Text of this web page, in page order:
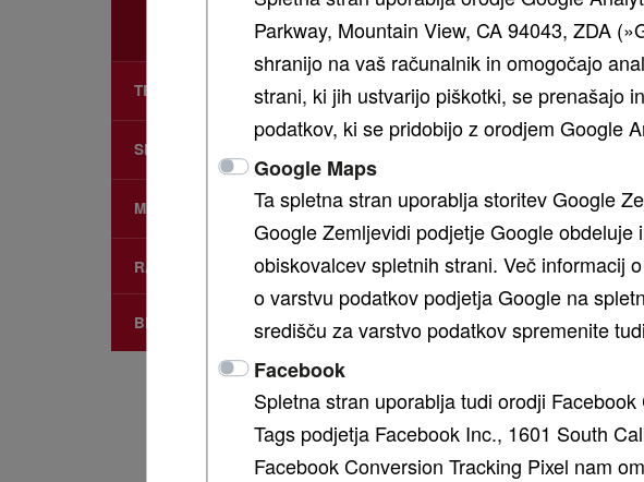
MF Balirka za okrogle bale V
MF Balirka za okrogle bale F
TELESKOPSKI NAKLADALNIK
SPREDNJI NAKLADALNIK
MF CONNECT
RABLJENI STROJI
BROŠURE
Visoka zmogljivost in
Stiskalnice za bale s
prek 1,5 kubičnega
To zagotavlja dosledno
H komori MF RB F
MODEL
MF RB 1125F
Vlečni
MF RB 2125FPR
Xtracut
Parkway, Mountain View, CA 94043, ZDA
shranijo na vaš računalnik in omogočajo
strani, ki jih ustvarijo piškotki, se prenašajo
podatkov, ki se pridobijo z orodjem Google
Google Maps
Ta spletna stran uporablja storitev Google
Google Zemljevidi podjetje Google
obiskovalcev spletnih strani. Več informacij
o varstvu podatkov podjetja Google na
središču za varstvo podatkov spremenite
Facebook
Spletna stran uporablja tudi orodji
Tags podjetja Facebook Inc., 1601 South
Facebook Conversion Tracking Pixel nam